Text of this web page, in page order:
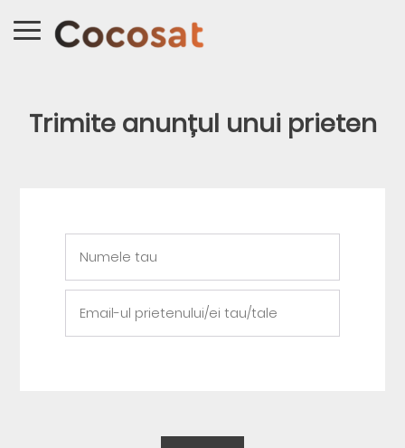
Trimite anunțul unui prieten